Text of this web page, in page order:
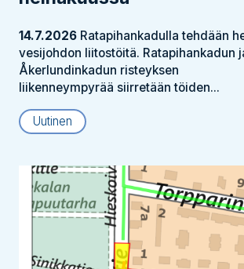
14.7.2026 Ratapihankadulla tehdään
vesijohdon liitostöitä. Ratapihankadun
Åkerlundinkadun risteyksen
liikenneympyrää siirretään töiden...
Uutinen